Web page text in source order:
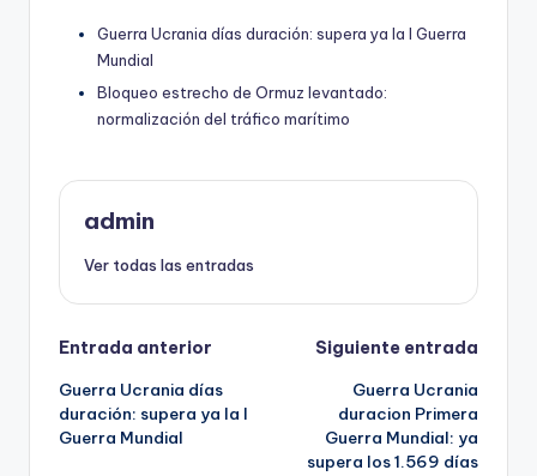
Guerra Ucrania días duración: supera ya la I Guerra
Mundial
Bloqueo estrecho de Ormuz levantado:
normalización del tráfico marítimo
admin
Ver todas las entradas
Navegación
de
entradas
Entrada anterior
Guerra Ucrania días
duración: supera ya la I
Guerra Mundial
Siguiente entrada
Guerra Ucrania
duracion Primera
Guerra Mundial: ya
supera los 1.569 días